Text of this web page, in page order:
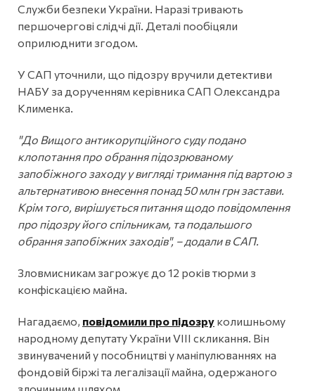
Служби безпеки України. Наразі тривають
першочергові слідчі дії. Деталі пообіцяли
оприлюднити згодом.
У САП уточнили, що підозру вручили детективи
НАБУ за дорученням керівника САП Олександра
Клименка.
"До Вищого антикорупційного суду подано
клопотання про обрання підозрюваному
запобіжного заходу у вигляді тримання під вартою з
альтернативою внесення понад 50 млн грн застави.
Крім того, вирішується питання щодо повідомлення
про підозру його спільникам, та подальшого
обрання запобіжних заходів", – додали в САП.
Зловмисникам загрожує до 12 років тюрми з
конфіскацією майна.
Нагадаємо, повідомили про підозру колишньому
народному депутату України VІІІ скликання. Він
звинувачений у пособництві у маніпулюваннях на
фондовій біржі та легалізації майна, одержаного